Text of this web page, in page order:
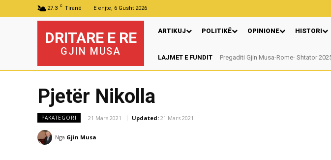
27.3 C Tiranë E enjte, 6 Gusht 2026
DRITARE E RE
GJIN MUSA
ARTIKUJ POLITIKË OPINIONE HISTORI
LAJMET E FUNDIT Pregaditi Gjin Musa-Rome- Shtator 2025
Nga: Ndue Dedaj
Pjetër Nikolla
PAKATEGORI 21 Mars 2021 Updated: 21 Mars 2021
Nga Gjin Musa